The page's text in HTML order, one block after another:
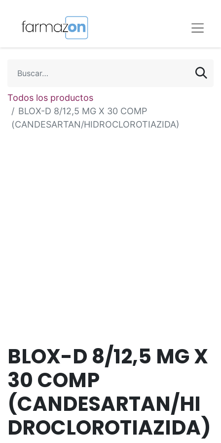
Todos los productos
BLOX-D 8/12,5 MG X 30 COMP
(CANDESARTAN/HIDROCLOROTIAZIDA)
BLOX-D 8/12,5 MG X
30 COMP
(CANDESARTAN/HI
DROCLOROTIAZIDA)